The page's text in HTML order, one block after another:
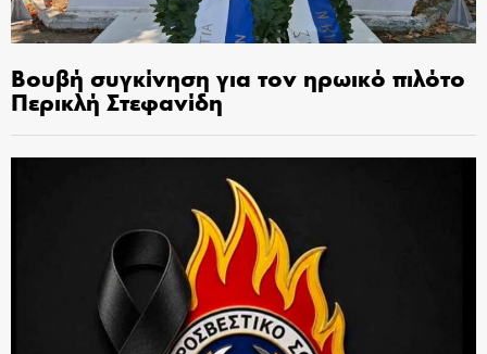
Βουβή συγκίνηση για τον ηρωικό πιλότο
Περικλή Στεφανίδη